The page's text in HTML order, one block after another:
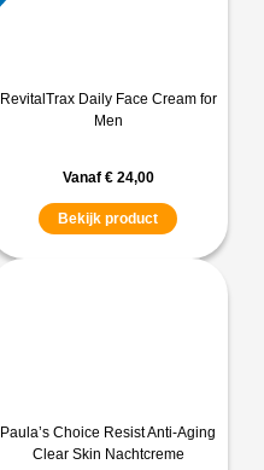
RevitalTrax Daily Face Cream for
Men
Vanaf €24,00
Bekijk product
Paula’s Choice Resist Anti-Aging
Clear Skin Nachtcreme